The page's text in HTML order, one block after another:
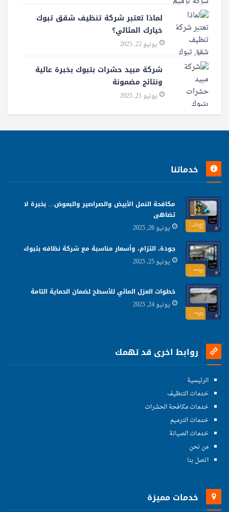
لماذا تعتبر شركة تنظيف شقق تبوك
خيارك المثالي؟
يونيو 22, 2025
شركة مبيد حشرات بتبوك بخبرة عالية
ونتائج مضمونة
يونيو 21, 2025
خدماتنا
مكافحة النمل الأبيض والصراصير والبعوض… بخبرة لا
تضاهى
يونيو 26, 2025
جودة، التزام، وأسعار مناسبة مع شركة نظافه بتبوك
يونيو 25, 2025
خطوات العزل المائي للأسطح لضمان الحماية التامة
يونيو 24, 2025
روابط اخرى قد تهمك
الرئيسية
خدمات التنظيف
خدمات مكافحة الحشرات
خدمات الترميم
خدمات الصيانة
من نحن
اتصل بنا
خدمات مميزة